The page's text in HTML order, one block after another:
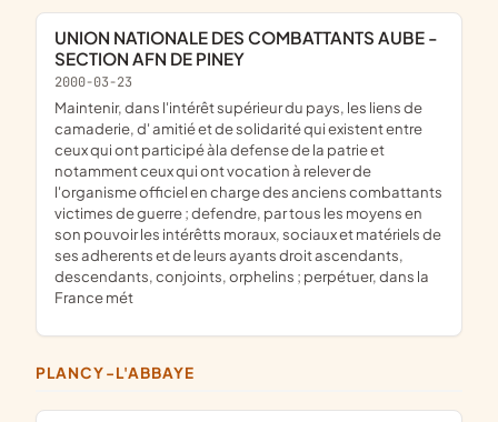
UNION NATIONALE DES COMBATTANTS AUBE -
SECTION AFN DE PINEY
2000-03-23
maintenir, dans l'intérêt supérieur du pays, les liens de
camaderie, d' amitié et de solidarité qui existent entre
ceux qui ont participé àla defense de la patrie et
notamment ceux qui ont vocation à relever de
l'organisme officiel en charge des anciens combattants
victimes de guerre ; defendre, par tous les moyens en
son pouvoir les intérêtts moraux, sociaux et matériels de
ses adherents et de leurs ayants droit ascendants,
descendants, conjoints, orphelins ; perpétuer, dans la
France mét
PLANCY-L'ABBAYE